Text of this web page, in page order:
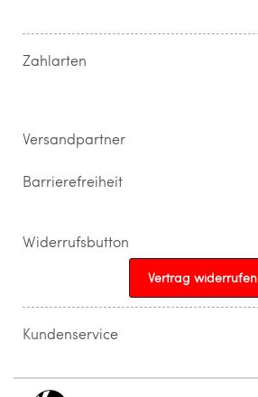
Widerrufsrecht & Rückgabebedingungen
Zahlarten
Versandpartner
Barrierefreiheit
Widerrufsbutton
Vertrag widerrufen
Kundenservice
info@topparfuemerie.de